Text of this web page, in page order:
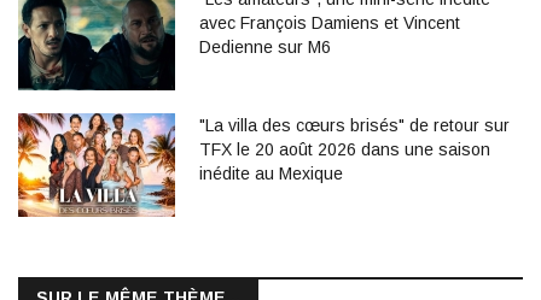
avec François Damiens et Vincent
Dedienne sur M6
"La villa des cœurs brisés" de retour sur
TFX le 20 août 2026 dans une saison
inédite au Mexique